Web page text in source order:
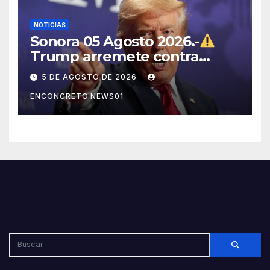
NOTICIAS
Sonora 05 Agosto 2026.-
Trump arremete contra
México, Canadá y otras
potencias por supuestos
abusos comerciales
5 DE AGOSTO DE 2026
ENCONCRETO.NEWS01